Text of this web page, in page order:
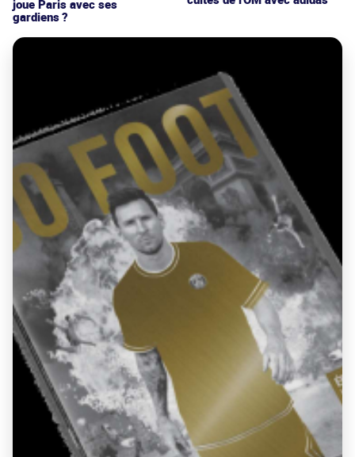
joue Paris avec ses
gardiens ?